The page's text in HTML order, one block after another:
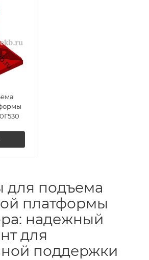
для подъема
платформы
надежный
для
поддержки